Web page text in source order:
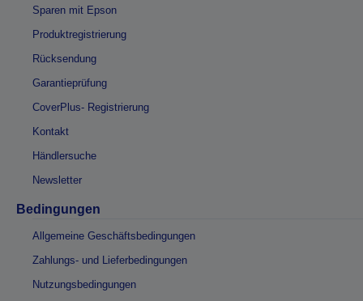
Sparen mit Epson
Produktregistrierung
Rücksendung
Garantieprüfung
CoverPlus- Registrierung
Kontakt
Händlersuche
Newsletter
Bedingungen
Allgemeine Geschäftsbedingungen
Zahlungs- und Lieferbedingungen
Nutzungsbedingungen